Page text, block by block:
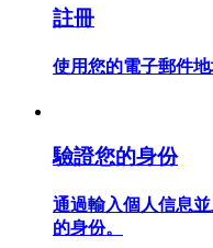
合約功能使用指南
註冊
使用您的電子郵件地
驗證您的身份
通過輸入個人信息
的身份。